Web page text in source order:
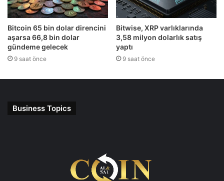
Bitcoin 65 bin dolar direncini
aşarsa 66,8 bin dolar
gündeme gelecek
9 saat önce
Bitwise, XRP varlıklarında
3,58 milyon dolarlık satış
yaptı
9 saat önce
Business Topics